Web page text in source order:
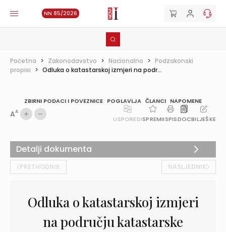
NN 85/2026
Početna > Zakonodavstvo > Nacionalno > Podzakonski
propisi > Odluka o katastarskoj izmjeri na podr...
ZBIRNI PODACI I POVEZNICE POGLAVLJA ČLANCI NAPOMENE
AA
USPOREDISPREMIISPISDOCBILJEŠKE
PRETHODNIK NASLJEDNIK
Odluka o katastarskoj izmjeri
na području katastarske
Detalji dokumenta